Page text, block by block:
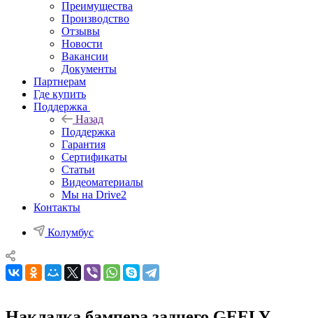
Преимущества
Производство
Отзывы
Новости
Вакансии
Документы
Партнерам
Где купить
Поддержка
Назад
Поддержка
Гарантия
Сертификаты
Статьи
Видеоматериалы
Мы на Drive2
Контакты
Колумбус